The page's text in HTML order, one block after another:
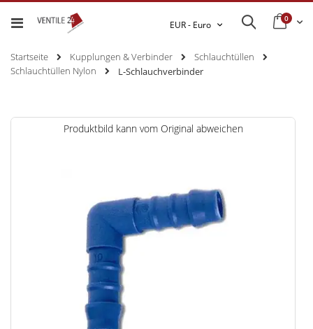
0
Search
Währung
EUR - Euro
Startseite Kupplungen & Verbinder
Schlauchtüllen
Schlauchtüllen Nylon
L-Schlauchverbinder
Zum
Produktbild kann vom Original abweichen